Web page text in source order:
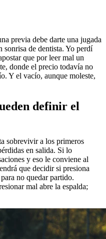
previa debe darte una jugada
sonrisa de dentista. Yo perdí
que por leer mal un
donde el precio todavía no
Y el vacío, aunque moleste,
definir el
sobrevivir a los primeros
en salida. Si lo
y eso le conviene al
que decidir si presiona
no quedar partido.
mal abre la espalda;